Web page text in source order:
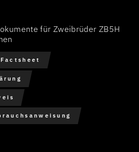
für Zweibrüder ZB5H
Factsheet